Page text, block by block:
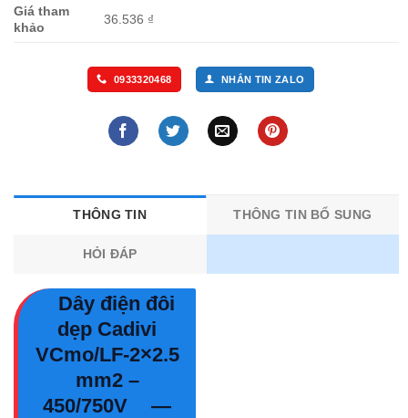
Giá tham
khảo
36.536 ₫
0933320468 NHẮN TIN ZALO
THÔNG TIN THÔNG TIN BỔ SUNG
HỎI ĐÁP
Dây điện đôi
dẹp Cadivi
VCmo/LF-2×2.5
mm2 –
450/750V
—